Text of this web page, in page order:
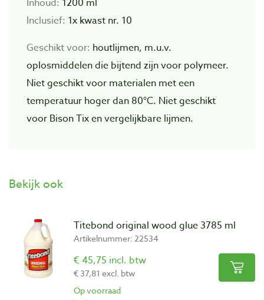
Inhoud: 1200 ml
Inclusief: 1x kwast nr. 10
Geschikt voor: houtlijmen, m.u.v.
oplosmiddelen die bijtend zijn voor polymeer.
Niet geschikt voor materialen met een
temperatuur hoger dan 80°C. Niet geschikt
voor Bison Tix en vergelijkbare lijmen.
Bekijk ook
Titebond original wood glue 3785 ml
Artikelnummer: 22534
€ 45,75 incl. btw
€ 37,81 excl. btw
Op voorraad